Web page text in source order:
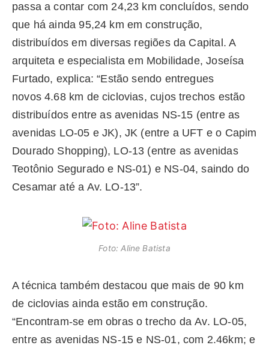
passa a contar com 24,23 km concluídos, sendo
que há ainda 95,24 km em construção,
distribuídos em diversas regiões da Capital. A
arquiteta e especialista em Mobilidade, Joseísa
Furtado, explica: “Estão sendo entregues
novos 4.68 km de ciclovias, cujos trechos estão
distribuídos entre as avenidas NS-15 (entre as
avenidas LO-05 e JK), JK (entre a UFT e o Capim
Dourado Shopping), LO-13 (entre as avenidas
Teotônio Segurado e NS-01) e NS-04, saindo do
Cesamar até a Av. LO-13”.
Foto: Aline Batista
A técnica também destacou que mais de 90 km
de ciclovias ainda estão em construção.
“Encontram-se em obras o trecho da Av. LO-05,
entre as avenidas NS-15 e NS-01, com 2.46km; e